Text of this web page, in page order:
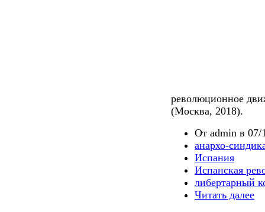
революционное
(Москва, 2018).
От admin в 07/
анархо-
Испания
Испанская
либертарный
Читать далее